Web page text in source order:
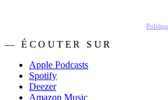
— ÉCOUTER SUR
Apple Podcasts
Spotify
Deezer
Amazon Music